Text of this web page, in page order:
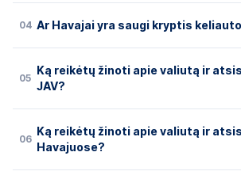
04 Ar Havajai yra saugi kryptis
05
Ką reikėtų žinoti apie valiutą ir
JAV?
06
Ką reikėtų žinoti apie valiutą ir
Havajuose?